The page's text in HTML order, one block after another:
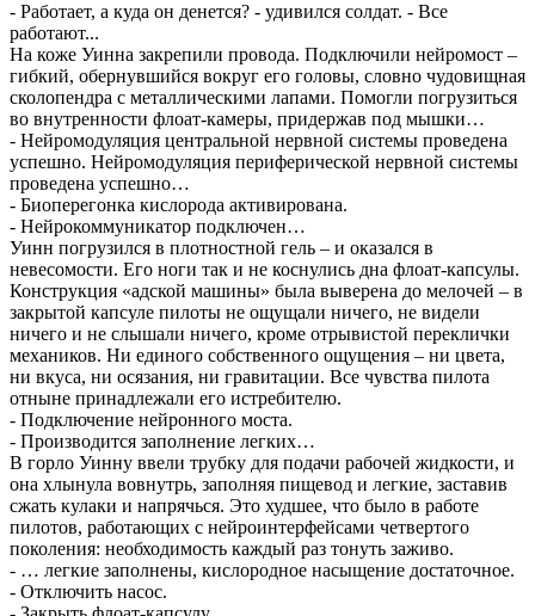
- Работает, а куда он денется? - удивился солдат. - Все
работают...
На коже Уинна закрепили провода. Подключили нейромост –
гибкий, обернувшийся вокруг его головы, словно чудовищная
сколопендра с металлическими лапами. Помогли погрузиться
во внутренности флоат-камеры, придержав под мышки…
- Нейромодуляция центральной нервной системы проведена
успешно. Нейромодуляция периферической нервной системы
проведена успешно…
- Биоперегонка кислорода активирована.
- Нейрокоммуникатор подключен…
Уинн погрузился в плотностной гель – и оказался в
невесомости. Его ноги так и не коснулись дна флоат-капсулы.
Конструкция «адской машины» была выверена до мелочей – в
закрытой капсуле пилоты не ощущали ничего, не видели
ничего и не слышали ничего, кроме отрывистой переклички
механиков. Ни единого собственного ощущения – ни цвета,
ни вкуса, ни осязания, ни гравитации. Все чувства пилота
отныне принадлежали его истребителю.
- Подключение нейронного моста.
- Производится заполнение легких…
В горло Уинну ввели трубку для подачи рабочей жидкости, и
она хлынула вовнутрь, заполняя пищевод и легкие, заставив
сжать кулаки и напрячься. Это худшее, что было в работе
пилотов, работающих с нейроинтерфейсами четвертого
поколения: необходимость каждый раз тонуть заживо.
- … легкие заполнены, кислородное насыщение достаточное.
- Отключить насос.